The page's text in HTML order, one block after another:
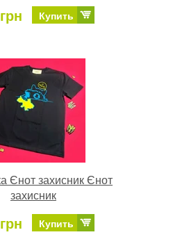
Купить
Єнот захисник Єнот
захисник
Купить